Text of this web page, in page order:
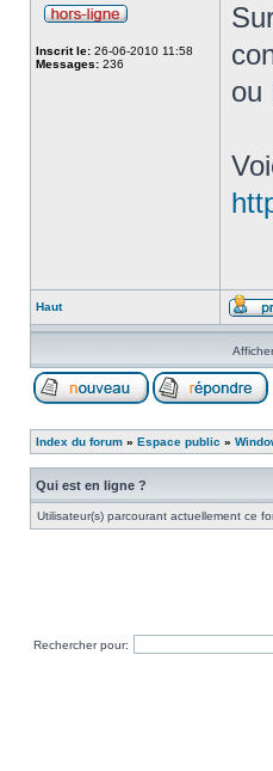
Inscrit le: 26-06-2010 11:58
Messages: 236
ou
Haut
Index du forum » Espace public »
Qui est en ligne ?
Utilisateur(s) parcourant actuellement ce
Rechercher pour: